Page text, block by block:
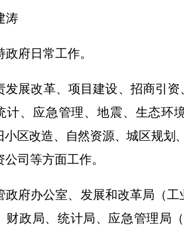
涛
政府日常工作。
发展改革、项目建设、招商引
计、应急管理、地震、生态环
小区改造、自然资源、城区规划
司等方面工作。
政府办公室、发展和改革局（工
财政局、统计局、应急管理局